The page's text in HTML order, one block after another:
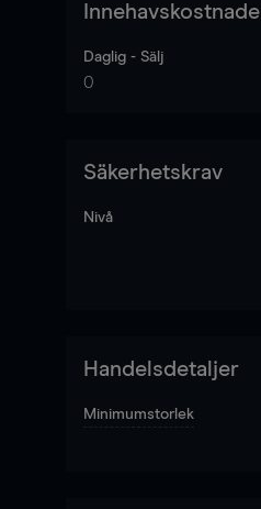
Daglig - Sälj
0
Säkerhetskrav
Nivå
Handelsdetaljer
Minimumstorlek